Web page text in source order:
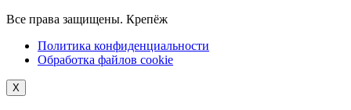
Все права защищены. Крепёж
Политика конфиденциальности
Обработка файлов cookie
Х